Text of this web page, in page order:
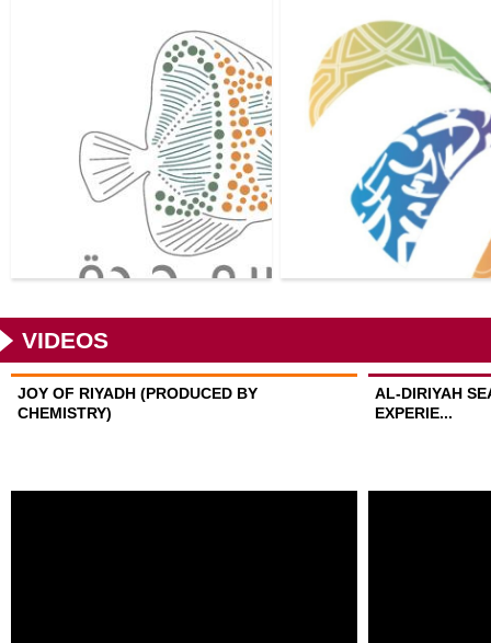
VIDEOS
JOY OF RIYADH (PRODUCED BY
CHEMISTRY)
AL-DIRIYAH
EXPERIE...